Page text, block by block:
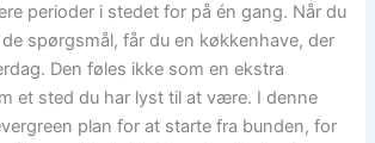
perioder i stedet for på én gang. Når du
spørgsmål, får du en køkkenhave, der
Den føles ikke som en ekstra
et sted du har lyst til at være. I denne
plan for at starte fra bunden, for